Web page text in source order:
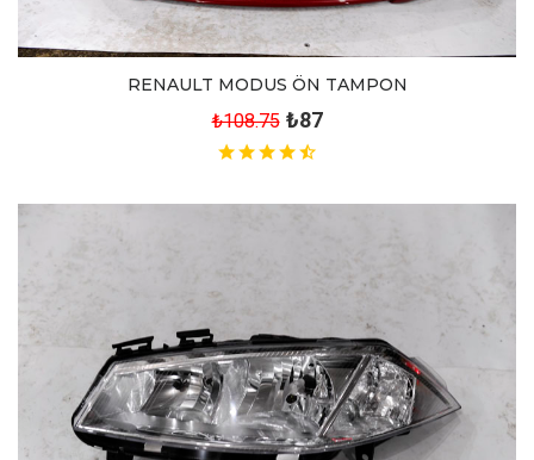
RENAULT MODUS ÖN TAMPON
₺108.75 ₺87